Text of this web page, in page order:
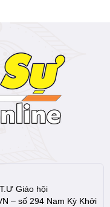
Giáo hội
– số 294 Nam Kỳ Khởi